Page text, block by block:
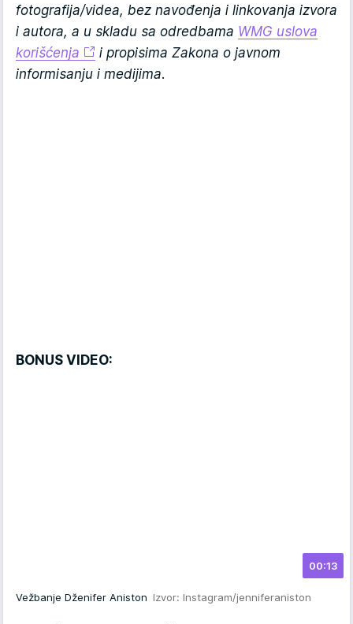
fotografija/videa, bez navođenja i linkovanja izvora
i autora, a u skladu sa odredbama WMG uslova
korišćenja
i propisima Zakona o javnom
informisanju i medijima.
BONUS VIDEO:
00:13
Vežbanje Dženifer Aniston Izvor: Instagram/jenniferaniston